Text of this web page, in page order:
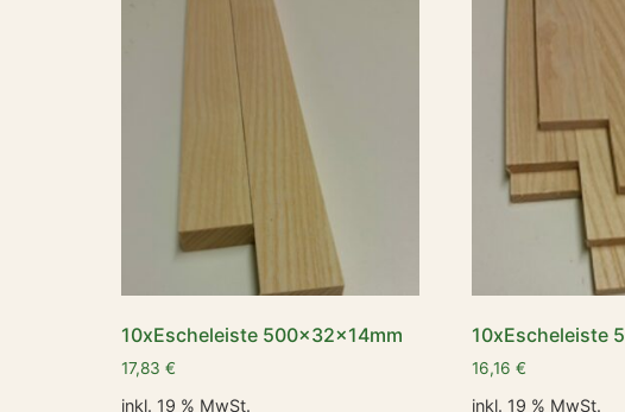
10xEscheleiste 500x32x14mm
17,83 €
inkl. 19 % MwSt.
10xEscheleiste
16,16 €
inkl. 19 % MwSt.